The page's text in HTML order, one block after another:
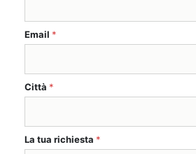
Email *
Città *
sociale o Città
La tua richiesta *